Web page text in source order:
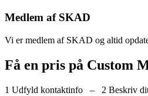
Medlem af SKAD
Vi er medlem af SKAD og altid
Få en pris på Custom
1 Udfyld kontaktinfo – 2 Beskriv